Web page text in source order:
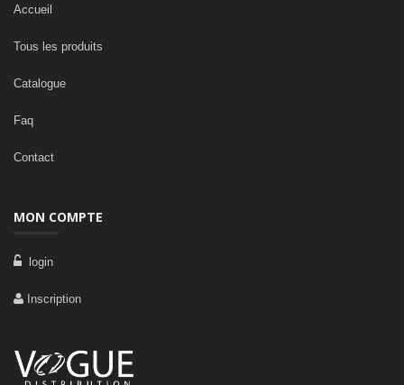
Accueil
Tous les produits
Catalogue
Faq
Contact
MON COMPTE
login
Inscription